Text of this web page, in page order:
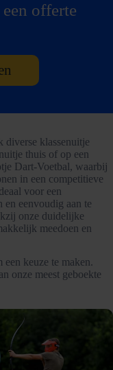
offerte
diverse klassenuitje
thuis of op een
Dart-Voetbal, waarbij
in een competitieve
voor een
eenvoudig aan te
onze duidelijke
meedoen en
keuze te maken.
onze meest geboekte